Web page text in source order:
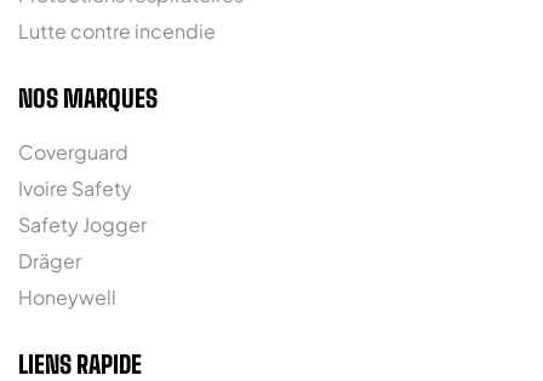
Lutte contre incendie
NOS MARQUES
Coverguard
Ivoire Safety
Safety Jogger
Dräger
Honeywell
LIENS RAPIDE